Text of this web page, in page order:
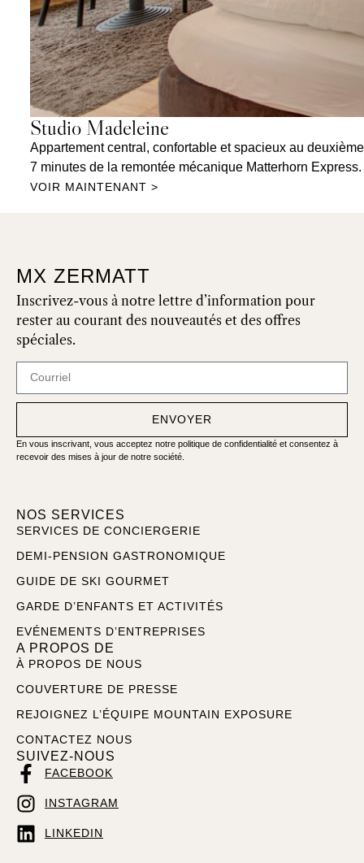
Studio Madeleine
Appartement central, confortable et spacieux au
7 minutes de la remontée mécanique Matterhorn Express.
VOIR MAINTENANT >
MX ZERMATT
Inscrivez-vous à notre lettre d’information pour
rester au courant des nouveautés et des offres
spéciales.
ENVOYER
En vous inscrivant, vous acceptez notre politique de confidentialité et consentez à
recevoir des mises à jour de notre société.
NOS SERVICES
SERVICES DE CONCIERGERIE
DEMI-PENSION GASTRONOMIQUE
GUIDE DE SKI GOURMET
GARDE D’ENFANTS ET ACTIVITÉS
EVÉNEMENTS D’ENTREPRISES
A PROPOS DE
À PROPOS DE NOUS
COUVERTURE DE PRESSE
REJOIGNEZ L’ÉQUIPE MOUNTAIN EXPOSURE
CONTACTEZ NOUS
SUIVEZ-NOUS
FACEBOOK
INSTAGRAM
LINKEDIN